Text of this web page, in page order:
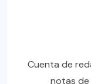
Cuenta de
notas de